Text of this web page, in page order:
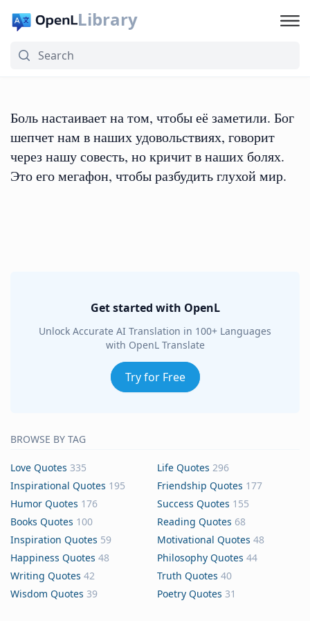
Library
Боль настаивает на том, чтобы её заметили. Бог
шепчет нам в наших удовольствиях, говорит
через нашу совесть, но кричит в наших болях.
Это его мегафон, чтобы разбудить глухой мир.
Get started with OpenL
Unlock Accurate AI Translation in 100+ Languages
with OpenL Translate
Try for Free
BROWSE BY TAG
Love Quotes 335 Life Quotes 296
Inspirational Quotes 195 Friendship Quotes 177
Humor Quotes 176 Success Quotes 155
Books Quotes 100 Reading Quotes 68
Inspiration Quotes 59 Motivational Quotes 48
Happiness Quotes 48 Philosophy Quotes 44
Writing Quotes 42 Truth Quotes 40
Wisdom Quotes 39 Poetry Quotes 31